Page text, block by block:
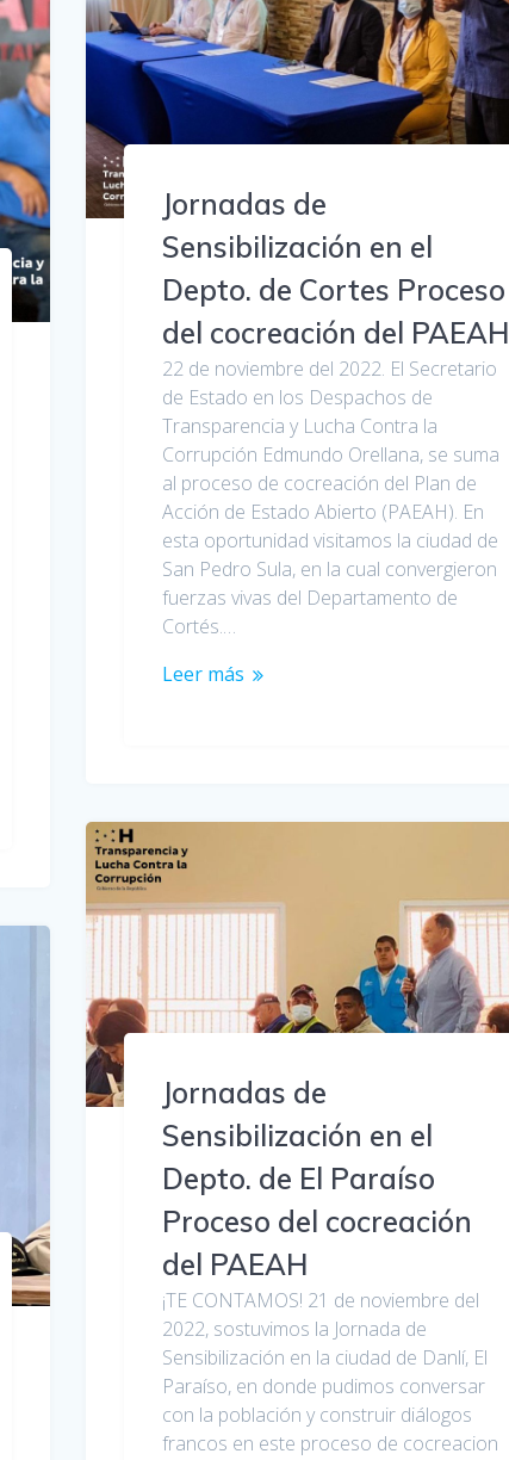
Jornadas de
Sensibilización en el
Depto. de Cortes Proceso
del cocreación del PAEAH
22 de noviembre del 2022. El Secretario
de Estado en los Despachos de
Transparencia y Lucha Contra la
Corrupción Edmundo Orellana, se suma
al proceso de cocreación del Plan de
Acción de Estado Abierto (PAEAH). En
esta oportunidad visitamos la ciudad de
San Pedro Sula, en la cual convergieron
fuerzas vivas del Departamento de
Cortés.…
Leer más
Jornadas de
Sensibilización en el
Depto. de El Paraíso
Proceso del cocreación
del PAEAH
¡TE CONTAMOS! 21 de noviembre del
2022, sostuvimos la Jornada de
Sensibilización en la ciudad de Danlí, El
Paraíso, en donde pudimos conversar
con la población y construir diálogos
francos en este proceso de cocreacion